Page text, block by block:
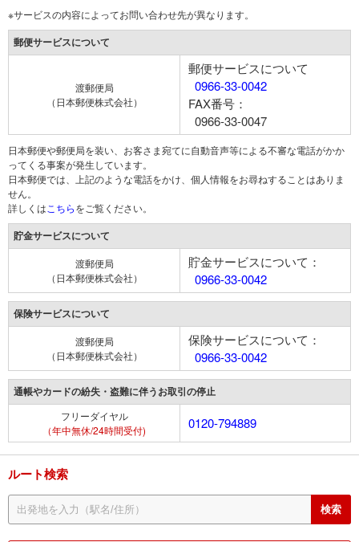
※サービスの内容によってお問い合わせ先が異なります。
郵便サービスについて
渡郵便局
（日本郵便株式会社）
郵便サービスについて
0966-33-0042
FAX番号：
0966-33-0047
日本郵便や郵便局を装い、お客さま宛てに自動音声等による不審な電話がかか
ってくる事案が発生しています。
日本郵便では、上記のような電話をかけ、個人情報をお尋ねすることはありま
せん。
詳しくは こちらをご覧ください。
貯金サービスについて
渡郵便局
（日本郵便株式会社）
貯金サービスについて：
0966-33-0042
保険サービスについて
渡郵便局
（日本郵便株式会社）
保険サービスについて：
0966-33-0042
通帳やカードの紛失・盗難に伴うお取引の停止
フリーダイヤル
（年中無休/24時間受付)
0120-794889
ルート検索